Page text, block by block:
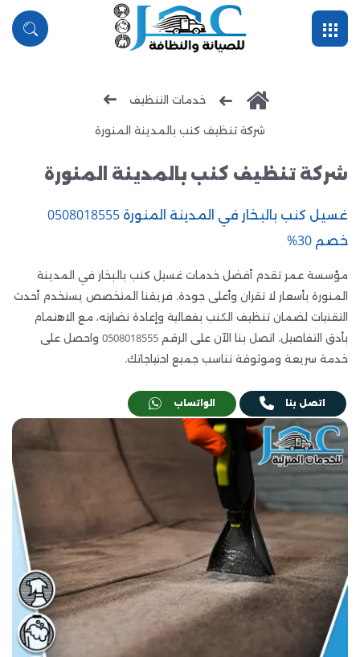
بحث
خدمات التنظيف
شركة تنظيف كنب بالمدينة المنورة
شركة تنظيف كنب بالمدينة المنورة
غسيل كنب بالبخار في المدينة المنورة 0508018555
خصم 30%
مؤسسة عمر تقدم أفضل خدمات غسيل كنب بالبخار في المدينة
المنورة بأسعار لا تقران وأعلى جودة. فريقنا المتخصص يستخدم أحدث
التقنيات لضمان تنظيف الكنب بفعالية وإعادة نضارته، مع الاهتمام
بأدق التفاصيل. اتصل بنا الآن على الرقم 0508018555 واحصل على
خدمة سريعة وموثوقة تناسب جميع احتياجاتك.
اتصل بنا الواتساب